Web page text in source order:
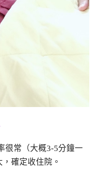
很常（大概3-5分鐘一
確定收住院。